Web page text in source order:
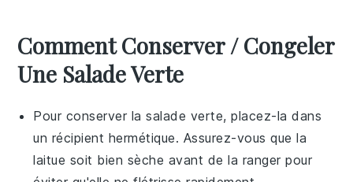
Comment Conserver / Congeler
Une Salade Verte
Pour conserver lasalade verte, placez-la dans
un récipient hermétique. Assurez-vous que la
laitue soit bien sèche avant de la ranger pour